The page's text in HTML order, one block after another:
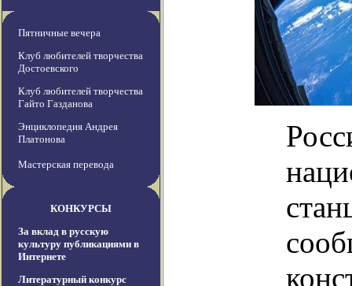
Пятничные вечера
Клуб любителей творчества
Достоевского
Клуб любителей творчества
Гайто Газданова
Энциклопедия Андрея
Платонова
Мастерская перевода
КОНКУРСЫ
За вклад в русскую
культуру публикациями в
Интернете
Литературный конкурс